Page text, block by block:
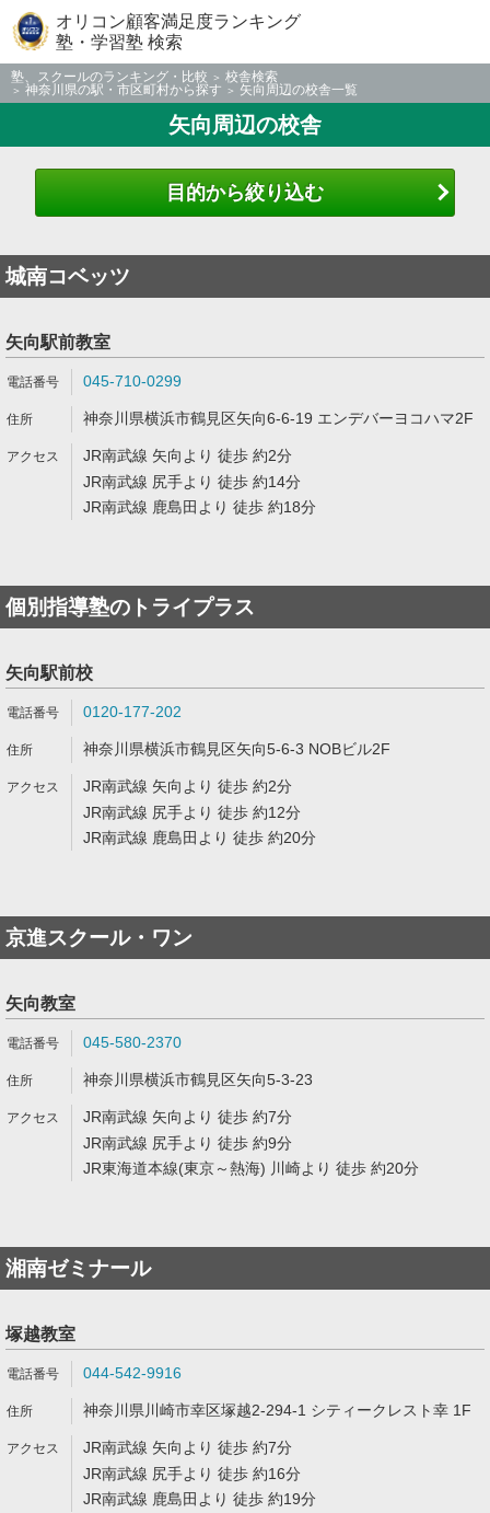
オリコン顧客満足度ランキング
塾・学習塾 検索
塾、スクールのランキング・比較
校舎検索
神奈川県の駅・市区町村から探す
矢向周辺の校舎一覧
矢向周辺の校舎
目的から絞り込む
城南コベッツ
矢向駅前教室
045-710-0299
神奈川県横浜市鶴見区矢向6-6-19 エンデバーヨコハマ2F
JR南武線 矢向より 徒歩 約2分
JR南武線 尻手より 徒歩 約14分
JR南武線 鹿島田より 徒歩 約18分
個別指導塾のトライプラス
矢向駅前校
0120-177-202
神奈川県横浜市鶴見区矢向5-6-3 NOBビル2F
JR南武線 矢向より 徒歩 約2分
JR南武線 尻手より 徒歩 約12分
JR南武線 鹿島田より 徒歩 約20分
京進スクール・ワン
矢向教室
045-580-2370
神奈川県横浜市鶴見区矢向5-3-23
JR南武線 矢向より 徒歩 約7分
JR南武線 尻手より 徒歩 約9分
JR東海道本線(東京～熱海) 川崎より 徒歩 約20分
湘南ゼミナール
塚越教室
044-542-9916
神奈川県川崎市幸区塚越2-294-1 シティークレスト幸 1F
JR南武線 矢向より 徒歩 約7分
JR南武線 尻手より 徒歩 約16分
JR南武線 鹿島田より 徒歩 約19分